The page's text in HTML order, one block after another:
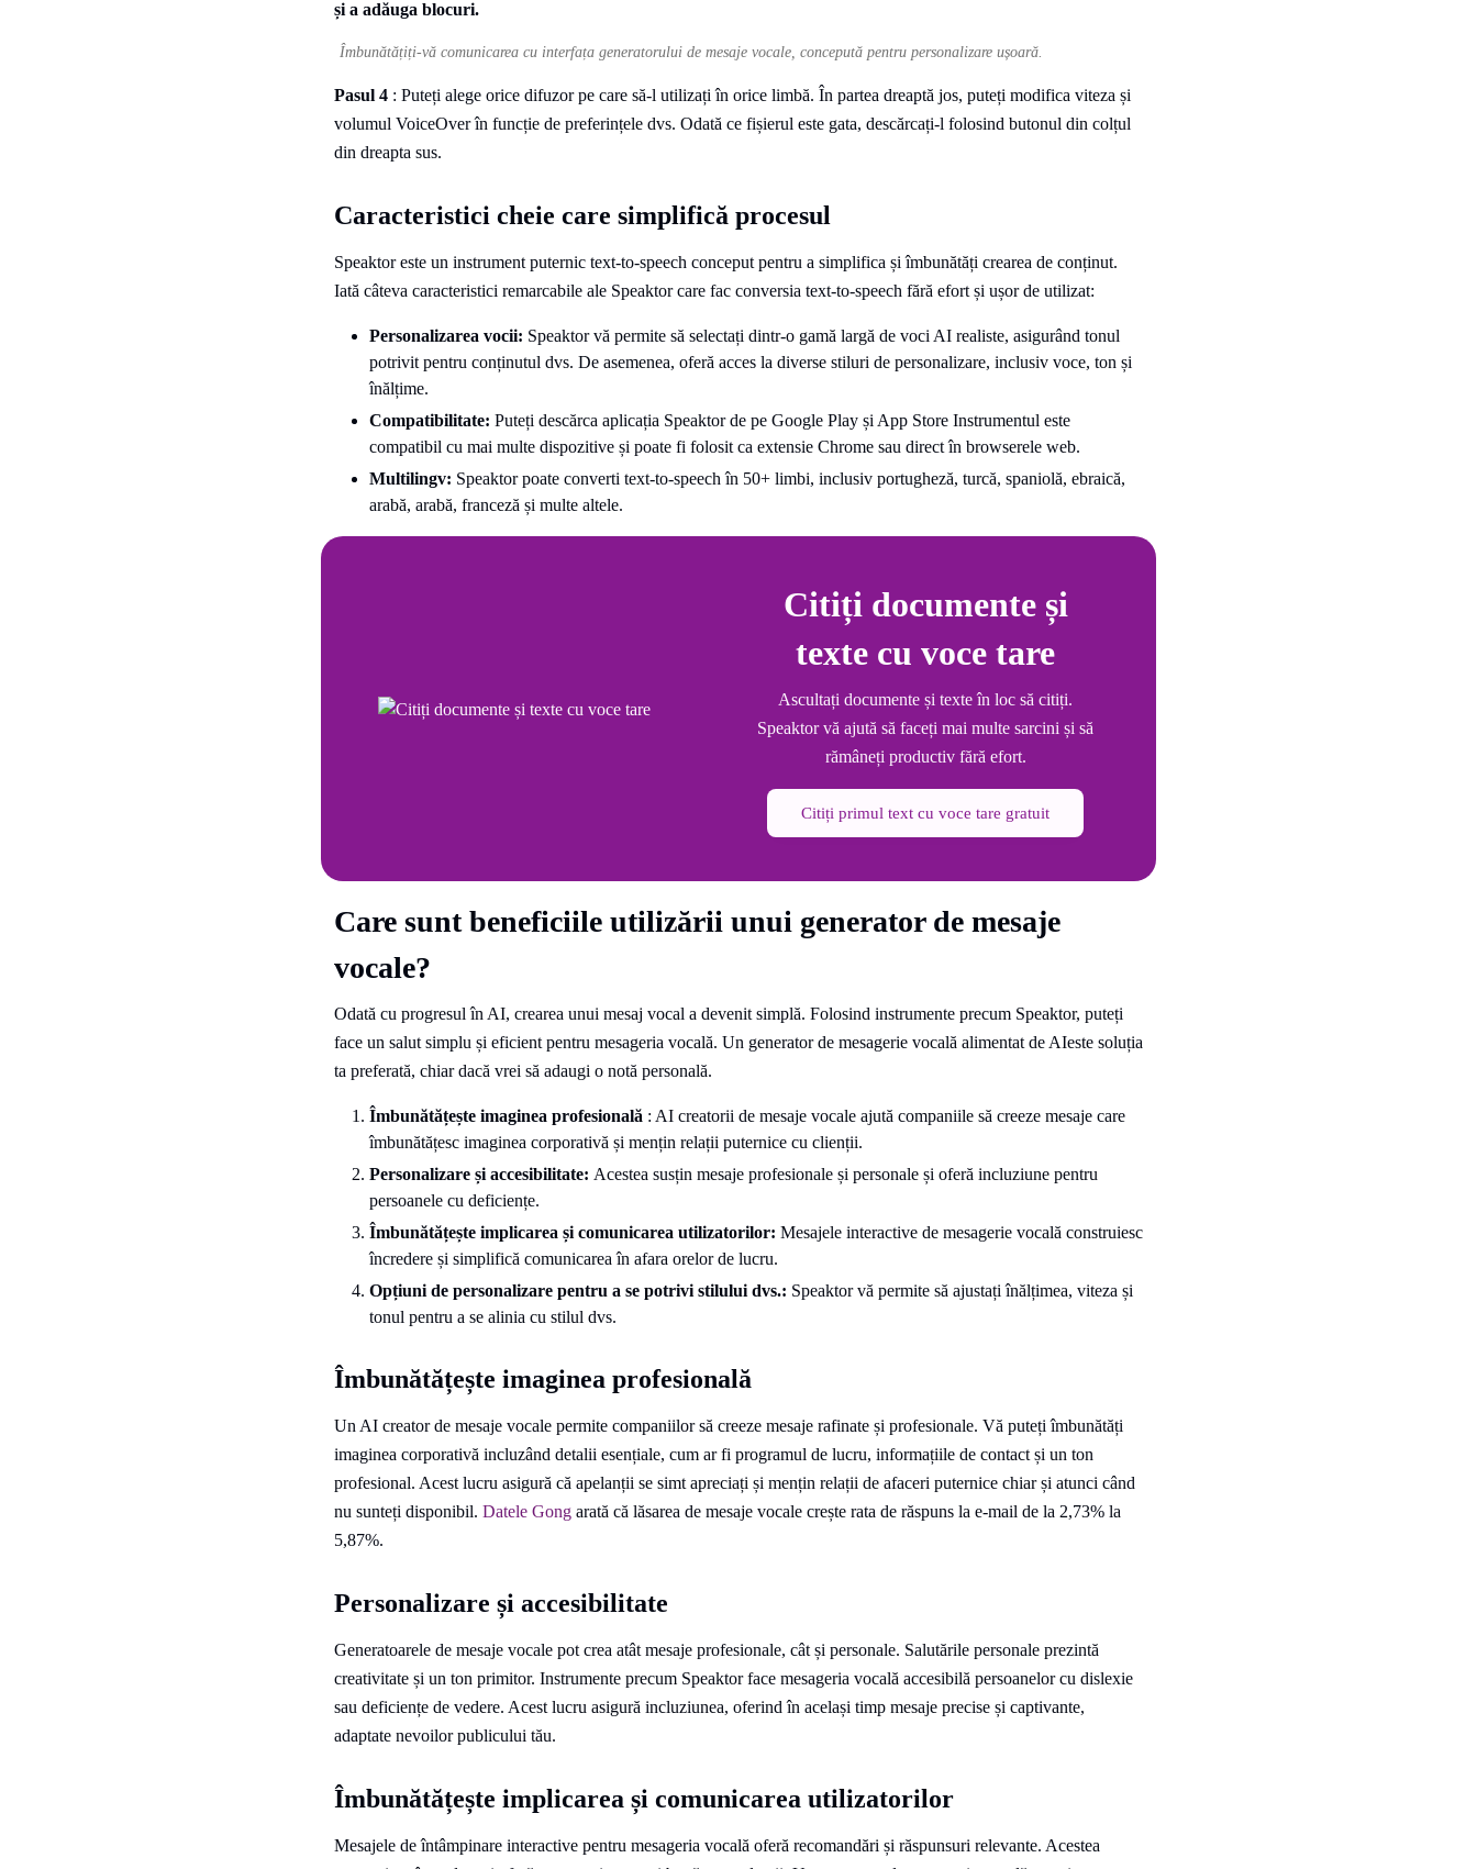
Îmbunătățiți-vă comunicarea cu interfața generatorului de mesaje vocale, concepută pentru personalizare ușoară.
Pasul 4 : Puteți alege orice difuzor pe care să-l utilizați în orice limbă. În partea dreaptă jos, puteți modifica viteza și
volumul VoiceOver în funcție de preferințele dvs. Odată ce fișierul este gata, descărcați-l folosind butonul din colțul
din dreapta sus.
Caracteristici cheie care simplifică procesul
Speaktor este un instrument puternic text-to-speech conceput pentru a simplifica și îmbunătăți crearea de conținut.
Iată câteva caracteristici remarcabile ale Speaktor care fac conversia text-to-speech fără efort și ușor de utilizat:
Personalizarea vocii: Speaktor vă permite să selectați dintr-o gamă largă de voci AI realiste, asigurând tonul
potrivit pentru conținutul dvs. De asemenea, oferă acces la diverse stiluri de personalizare, inclusiv voce, ton și
înălțime.
Compatibilitate: Puteți descărca aplicația Speaktor de pe Google Play și App Store Instrumentul este
compatibil cu mai multe dispozitive și poate fi folosit ca extensie Chrome sau direct în browserele web.
Multilingv: Speaktor poate converti text-to-speech în 50+ limbi, inclusiv portugheză, turcă, spaniolă, ebraică,
arabă, arabă, franceză și multe altele.
Citiți documente și
texte cu voce tare
Ascultați documente și texte în loc să citiți.
Speaktor vă ajută să faceți mai multe sarcini și să
rămâneți productiv fără efort.
Citiți primul text cu voce tare gratuit
Care sunt beneficiile utilizării unui generator de mesaje
vocale?
Odată cu progresul în AI, crearea unui mesaj vocal a devenit simplă. Folosind instrumente precum Speaktor, puteți
face un salut simplu și eficient pentru mesageria vocală. Un generator de mesagerie vocală alimentat de AIeste soluția
ta preferată, chiar dacă vrei să adaugi o notă personală.
Îmbunătățește imaginea profesională : AI creatorii de mesaje vocale ajută companiile să creeze mesaje care
îmbunătățesc imaginea corporativă și mențin relații puternice cu clienții.
Personalizare și accesibilitate: Acestea susțin mesaje profesionale și personale și oferă incluziune pentru
persoanele cu deficiențe.
Îmbunătățește implicarea și comunicarea utilizatorilor: Mesajele interactive de mesagerie vocală construiesc
încredere și simplifică comunicarea în afara orelor de lucru.
Opțiuni de personalizare pentru a se potrivi stilului dvs.: Speaktor vă permite să ajustați înălțimea, viteza și
tonul pentru a se alinia cu stilul dvs.
Îmbunătățește imaginea profesională
Un AI creator de mesaje vocale permite companiilor să creeze mesaje rafinate și profesionale. Vă puteți îmbunătăți
imaginea corporativă incluzând detalii esențiale, cum ar fi programul de lucru, informațiile de contact și un ton
profesional. Acest lucru asigură că apelanții se simt apreciați și mențin relații de afaceri puternice chiar și atunci când
nu sunteți disponibil. Datele Gong arată că lăsarea de mesaje vocale crește rata de răspuns la e-mail de la 2,73% la
5,87%.
Personalizare și accesibilitate
Generatoarele de mesaje vocale pot crea atât mesaje profesionale, cât și personale. Salutările personale prezintă
creativitate și un ton primitor. Instrumente precum Speaktor face mesageria vocală accesibilă persoanelor cu dislexie
sau deficiențe de vedere. Acest lucru asigură incluziunea, oferind în același timp mesaje precise și captivante,
adaptate nevoilor publicului tău.
Îmbunătățește implicarea și comunicarea utilizatorilor
Mesajele de întâmpinare interactive pentru mesageria vocală oferă recomandări și răspunsuri relevante. Acestea